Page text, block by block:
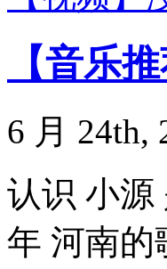
【音乐
6 月 24th,
认识 小源
年 河南的